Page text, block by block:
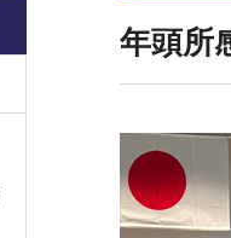
年頭所